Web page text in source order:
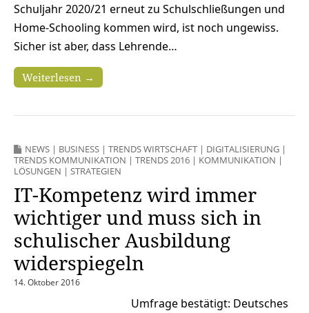
Schuljahr 2020/21 erneut zu Schulschließungen und
Home-Schooling kommen wird, ist noch ungewiss.
Sicher ist aber, dass Lehrende…
Weiterlesen →
NEWS | BUSINESS | TRENDS WIRTSCHAFT | DIGITALISIERUNG |
TRENDS KOMMUNIKATION | TRENDS 2016 | KOMMUNIKATION |
LÖSUNGEN | STRATEGIEN
IT-Kompetenz wird immer
wichtiger und muss sich in
schulischer Ausbildung
widerspiegeln
14. Oktober 2016
Umfrage bestätigt: Deutsches